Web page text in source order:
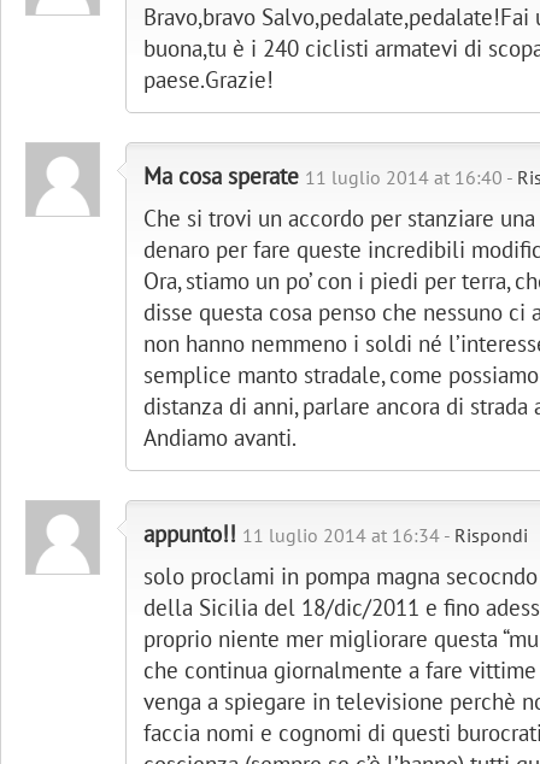
Bravo,bravo Salvo,pedalate,pedalate!Fai
buona,tu è i 240 ciclisti armatevi di
paese.Grazie!
Ma cosa sperate 11 luglio 2014 at 16:40 -
Che si trovi un accordo per stanziare
denaro per fare queste incredibili
Ora, stiamo un po’ con i piedi per terra,
disse questa cosa penso che nessuno ci
non hanno nemmeno i soldi né
semplice manto stradale, come
distanza di anni, parlare ancora di strada
Andiamo avanti.
appunto!! 11 luglio 2014 at 16:34 - Rispondi
solo proclami in pompa magna
della Sicilia del 18/dic/2011 e fino
proprio niente mer migliorare questa
che continua giornalmente a fare vittime
venga a spiegare in televisione perchè
faccia nomi e cognomi di questi